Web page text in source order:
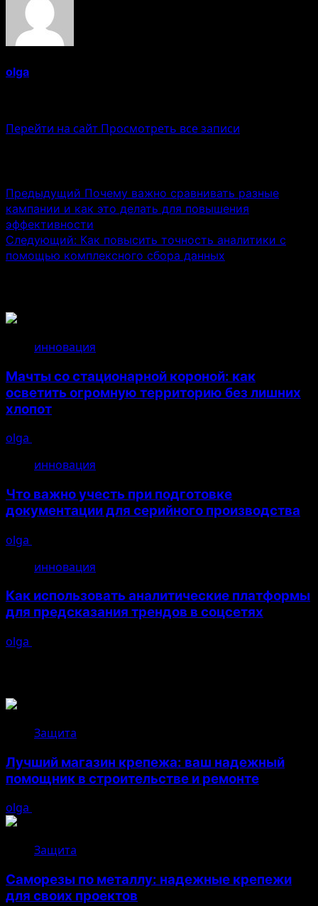
olga
Перейти на сайт Просмотреть все записи
Предыдущий Почему важно сравнивать разные
кампании и как это делать для повышения
эффективности
Следующий: Как повысить точность аналитики с
помощью комплексного сбора данных
инновация
Мачты со стационарной короной: как
осветить огромную территорию без лишних
хлопот
olga
инновация
Что важно учесть при подготовке
документации для серийного производства
olga
инновация
Как использовать аналитические платформы
для предсказания трендов в соцсетях
olga
Защита
Лучший магазин крепежа: ваш надежный
помощник в строительстве и ремонте
olga
Защита
Саморезы по металлу: надежные крепежи
для своих проектов